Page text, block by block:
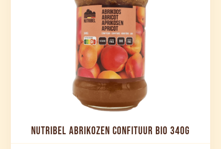
NUTRIBEL ABRIKOZEN CONFITUUR BIO 340G